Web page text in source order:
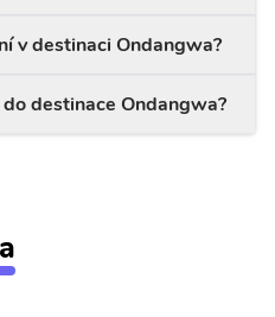
v destinaci Ondangwa?
destinace Ondangwa?